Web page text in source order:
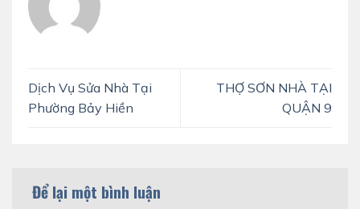
Dịch Vụ Sửa Nhà Tại
Phường Bảy Hiền
THỢ SƠN NHÀ TẠI
QUẬN 9
Để lại một bình luận